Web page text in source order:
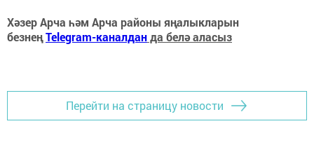
Хәзер Арча һәм Арча районы яңалыкларын
безнеңTelegram-каналданда белә аласыз
Перейти на страницу новости